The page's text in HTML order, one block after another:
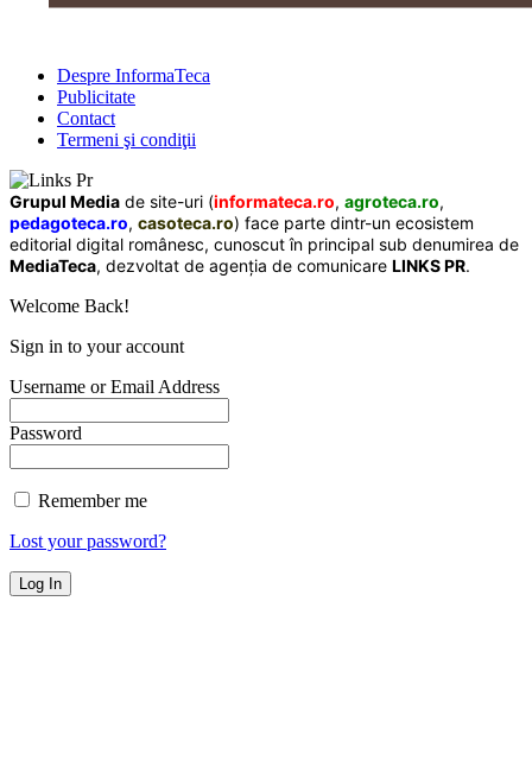
Despre InformaTeca
Publicitate
Contact
Termeni şi condiţii
Grupul Media de site-uri (informateca.ro, agroteca.ro,
pedagoteca.ro, casoteca.ro) face parte dintr-un ecosistem
editorial digital românesc, cunoscut în principal sub denumirea de
MediaTeca, dezvoltat de agenția de comunicare LINKS PR.
Welcome Back!
Sign in to your account
Username or Email Address
Password
Remember me
Lost your password?